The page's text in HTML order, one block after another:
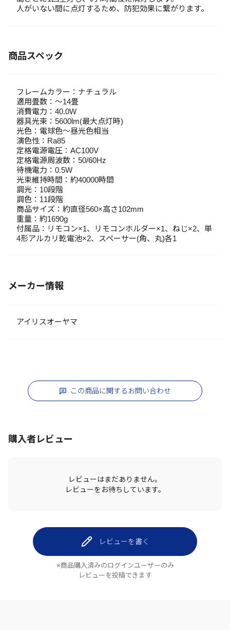
人がいない間に点灯するため、防犯効果に繋がります。
商品スペック
フレームカラー：ナチュラル
適用畳数：～14畳
消費電力：40.0W
器具光束：5600lm(最大点灯時)
光色：電球色～昼光色相当
演色性：Ra85
定格電源電圧：AC100V
定格電源周波数：50/60Hz
待機電力：0.5W
光束維持時間：約40000時間
調光：10段階
調色：11段階
商品サイズ：約直径560×高さ102mm
重量：約1690g
付属品：リモコン×1、リモコンホルダー×1、ねじ×2、単
4形アルカリ乾電池×2、スペーサー(角、丸)各1
メーカー情報
アイリスオーヤマ
この商品に関するお問い合わせ
購入者レビュー
レビューはまだありません。
レビューをお待ちしています。
レビューを書く
※商品購入済みのログインユーザーのみ
レビューを投稿できます